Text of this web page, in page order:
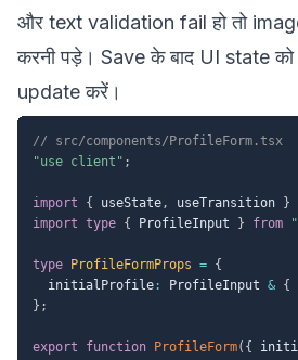
और text validation fail हो तो
करनी पड़े। Save के बाद UI state
update करें।
// src/components/ProfileForm.tsx
"use client" ;
import { useState, useTransition }
import type { ProfileInput } from
type ProfileFormProps = {
  initialProfile
: ProfileInput & {
} ;
export function ProfileForm( {